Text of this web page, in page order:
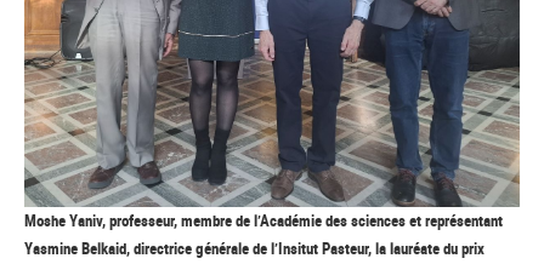
Moshe Yaniv, professeur, membre de l’Académie des sciences et représentant
Yasmine Belkaid, directrice générale de l’Insitut Pasteur, la lauréate du prix